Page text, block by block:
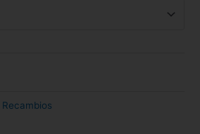
Recambios